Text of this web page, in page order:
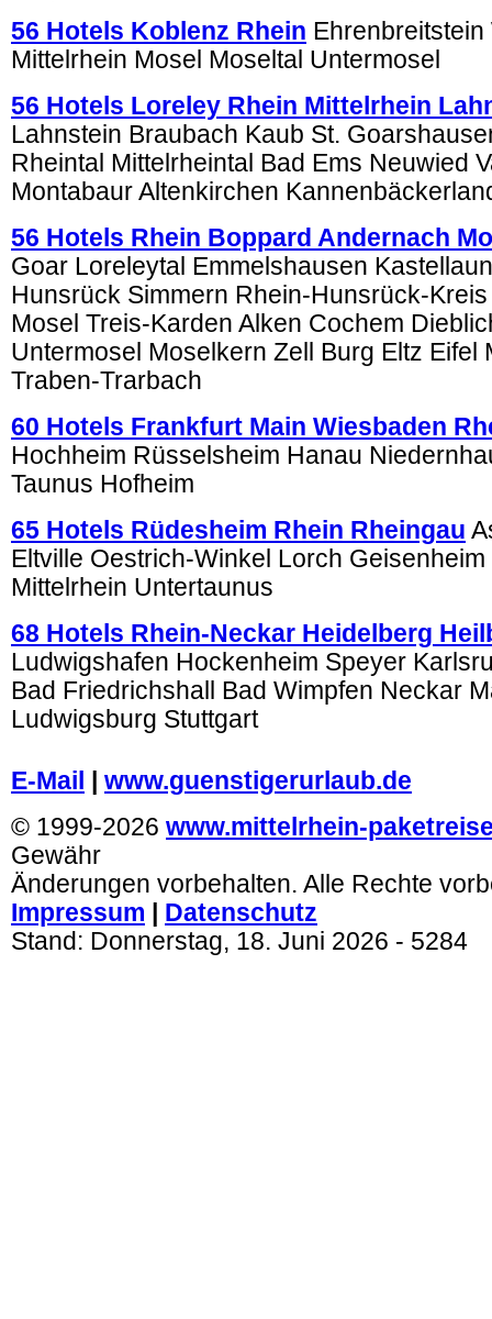
56 Hotels Koblenz Rhein Ehrenbreitstein
Mittelrhein Mosel Moseltal Untermosel
56 Hotels Loreley Rhein Mittelrhein
Lahnstein Braubach Kaub St.
Rheintal Mittelrheintal Bad Ems Neuwied
Montabaur Altenkirchen
56 Hotels Rhein Boppard Andernach
Goar Loreleytal Emmelshausen
Hunsrück Simmern Rhein-Hunsrück-
Mosel Treis-Karden Alken Cochem
Untermosel Moselkern Zell Burg Eltz Eifel
Traben-Trarbach
60 Hotels Frankfurt Main Wiesbaden
Hochheim Rüsselsheim Hanau
Taunus Hofheim
65 Hotels Rüdesheim Rhein Rheingau
Eltville Oestrich-Winkel Lorch Geisenheim
Mittelrhein Untertaunus
68 Hotels Rhein-Neckar Heidelberg
Ludwigshafen Hockenheim Speyer
Bad Friedrichshall Bad Wimpfen Neckar
Ludwigsburg Stuttgart
E-Mail
www.guenstigerurlaub.de
© 1999-2026 www.mittelrhein-
Gewähr
Änderungen vorbehalten. Alle Rechte
Impressum
Datenschutz
Stand: Donnerstag, 18. Juni 2026 - 5284